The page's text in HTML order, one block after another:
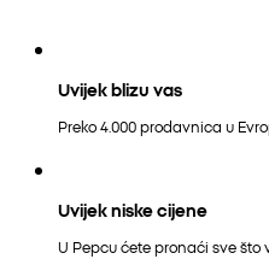
Uvijek blizu vas
Preko 4.000 prodavnica u
Uvijek niske cijene
U Pepcu ćete pronaći sve što